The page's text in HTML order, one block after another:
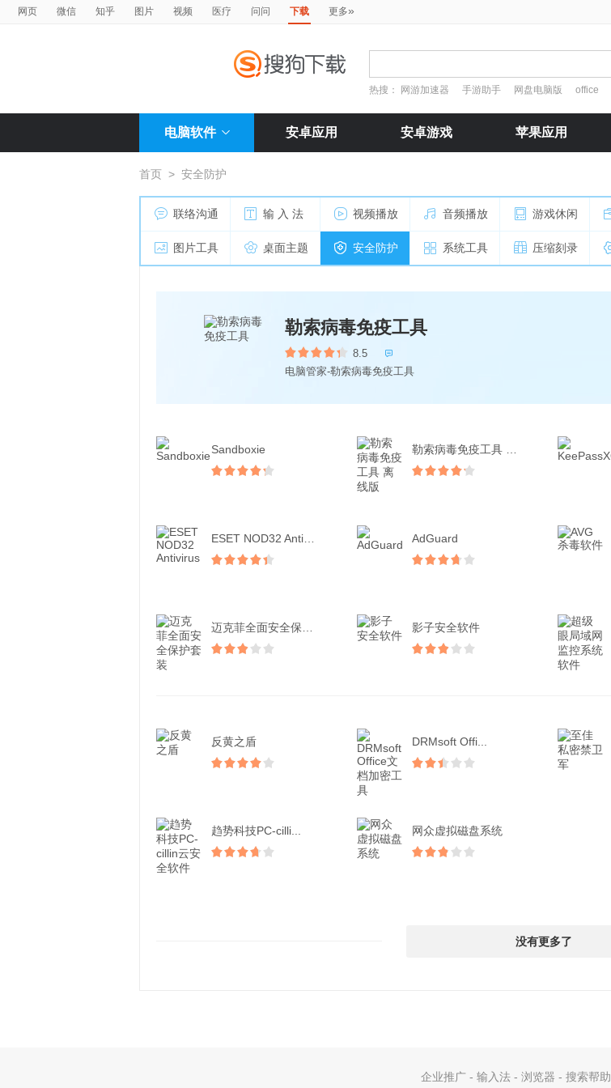
网页 微信 知乎 图片 视频 医疗 问问 下载 更多»
热搜： 网游加速器 手游助手 网盘电脑版 office
电脑软件 安卓应用 安卓游戏 苹果应用
首页 > 安全防护
联络沟通 输 入 法 视频播放 音频播放 游戏休闲
图片工具 桌面主题 安全防护 系统工具 压缩刻录
勒索病毒免疫工具
8.5 
电脑管家-勒索病毒免疫工具
Sandboxie
AdGuard
影子安全软件
反黄之盾 DRMsoft Offi...
趋势科技PC-cilli... 网众虚拟磁盘系统
没有更多了
企业推广 - 输入法 - 浏览器 - 搜索帮助